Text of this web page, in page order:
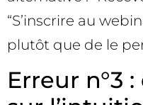
“S’inscrire au
plutôt que de le
Erreur n°3 :